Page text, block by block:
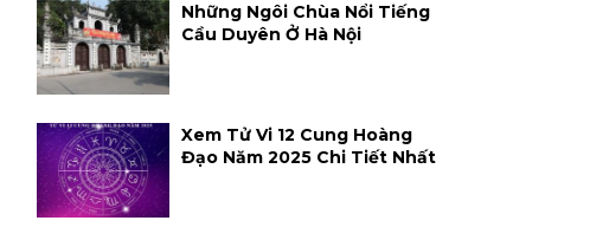
Những Ngôi Chùa Nổi Tiếng
Cầu Duyên Ở Hà Nội
Xem Tử Vi 12 Cung Hoàng
Đạo Năm 2025 Chi Tiết Nhất